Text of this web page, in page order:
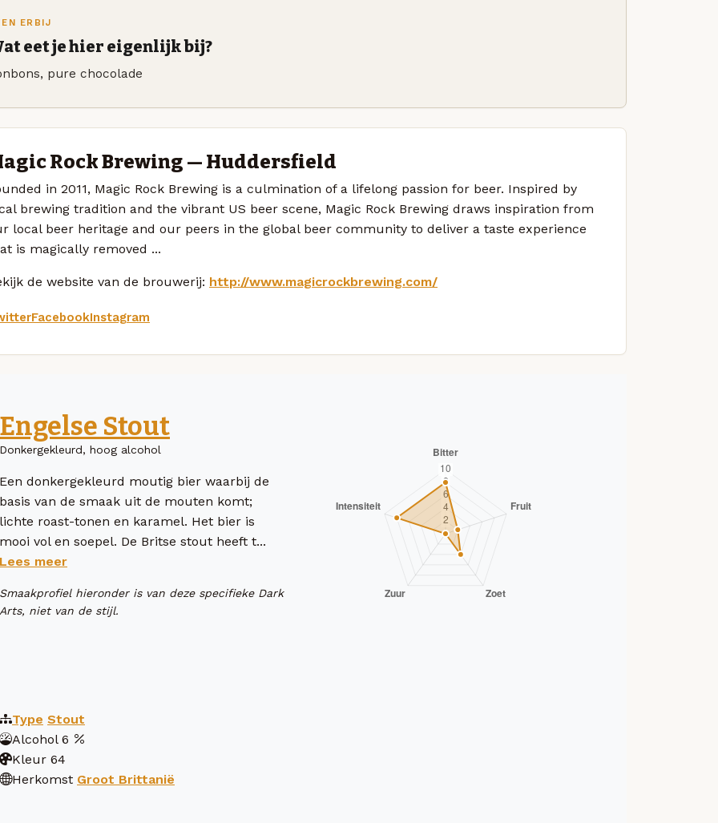
ERBIJ
eet je hier eigenlijk bij?
pure chocolade
Rock Brewing — Huddersfield
in 2011, Magic Rock Brewing is a culmination of a lifelong passion for beer. Inspired by
brewing tradition and the vibrant US beer scene, Magic Rock Brewing draws inspiration from
local beer heritage and our peers in the global beer community to deliver a taste experience
is magically removed ...
de website van de brouwerij: http://www.magicrockbrewing.com/
FacebookInstagram
Engelse Stout
Donkergekleurd, hoog alcohol
Een donkergekleurd moutig bier waarbij de
basis van de smaak uit de mouten komt;
lichte roast-tonen en karamel. Het bier is
mooi vol en soepel. De Britse stout heeft t...
Lees meer
Smaakprofiel hieronder is van deze specifieke Dark
Arts, niet van de stijl.
Type Stout
Alcohol 6
Kleur 64
Herkomst Groot Brittanië